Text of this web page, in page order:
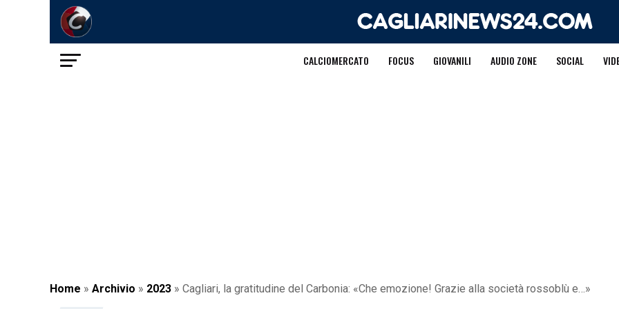
CALCIOMERCATO FOCUS GIOVANILI AUDIO ZONE SOCIAL
Home » Archivio » 2023 » Cagliari, la gratitudine del Carbonia: «Che emozione! Grazie alla società rossoblù e…»